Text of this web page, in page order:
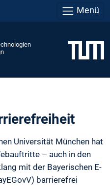
Menü
Universität München hat
– auch in den
mit der Bayerischen E-
barrierefrei